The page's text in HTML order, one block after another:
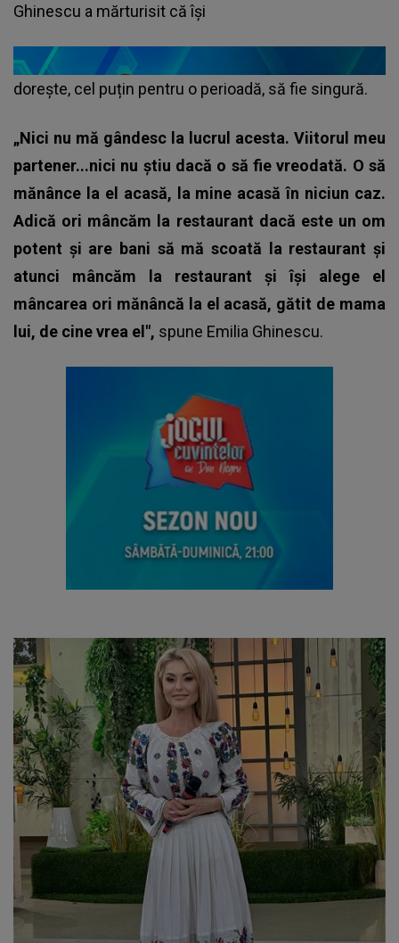
Ghinescu a mărturisit că își
dorește, cel puțin pentru o perioadă, să fie singură.
„Nici nu mă gândesc la lucrul acesta. Viitorul meu
partener...nici nu știu dacă o să fie vreodată. O să
mănânce la el acasă, la mine acasă în niciun caz.
Adică ori mâncăm la restaurant dacă este un om
potent și are bani să mă scoată la restaurant și
atunci mâncăm la restaurant și își alege el
mâncarea ori mănâncă la el acasă, gătit de mama
lui, de cine vrea el", spune Emilia Ghinescu.